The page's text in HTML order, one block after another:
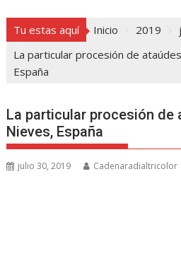
Tu estas aquí Inicio 2019
La particular procesión de
España
La particular procesión de
Nieves, España
julio 30, 2019 Cadenaradialtricolor